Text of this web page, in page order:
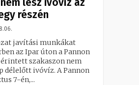
lesz ivóvíz az
részén
javítási munkákat
az Ipar úton a Pannon
szakaszon nem
délelőtt ivóvíz. A Pannon
7-én,...